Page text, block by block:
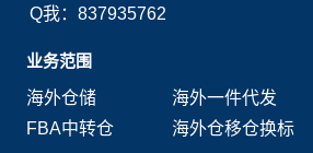
Q我：837935762
业务范围
海外仓储
海外一件代发
FBA中转仓
海外仓移仓换标